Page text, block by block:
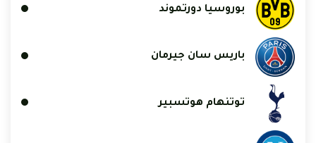
بوروسيا دورتموند
باريس سان جيرمان
توتنهام هوتسبير